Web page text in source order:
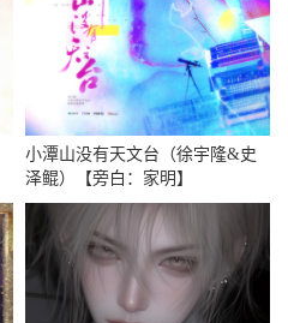
小潭山没有天文台（徐宇隆&史
泽鲲）【旁白：家明】